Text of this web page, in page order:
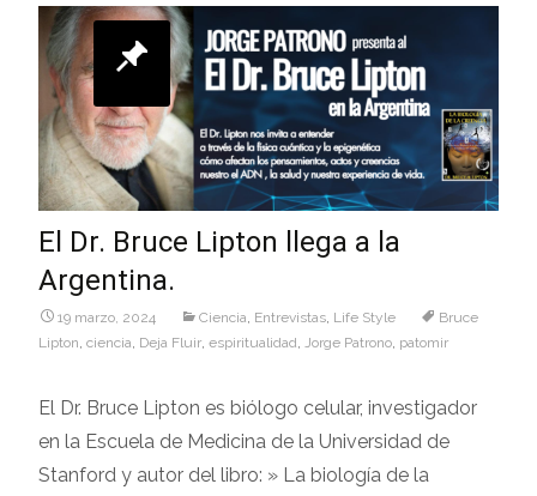
El Dr. Bruce Lipton llega a la
Argentina.
19 marzo, 2024 Ciencia, Entrevistas, Life Style
Bruce
Lipton, ciencia, Deja Fluir, espiritualidad, Jorge Patrono, patomir
El Dr. Bruce Lipton es biólogo celular, investigador
en la Escuela de Medicina de la Universidad de
Stanford y autor del libro: » La biología de la